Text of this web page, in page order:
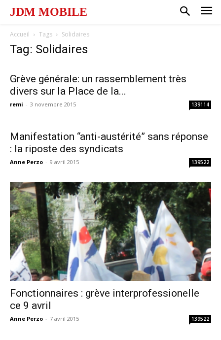
JDM MOBILE
Accueil Tags Solidaires
Tag: Solidaires
Grève générale: un rassemblement très
divers sur la Place de la...
remi - 3 novembre 2015 139114
Manifestation “anti-austérité” sans réponse
: la riposte des syndicats
Anne Perzo - 9 avril 2015 139522
Fonctionnaires : grève interprofessionelle
ce 9 avril
Anne Perzo - 7 avril 2015 139522